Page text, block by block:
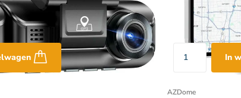
versie zoals RoadCam of KaCam. In beide gevallen zijn
de mogelijkheid om live mee te kijken, opgeslagen
uitgebreidere functies zoals meldingen bij parkeerstand
route bekijken.
In
AZDome